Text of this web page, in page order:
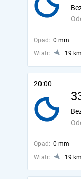
Opad: 0 mm
Wiatr:
19
20:00
Opad: 0 mm
Wiatr:
19